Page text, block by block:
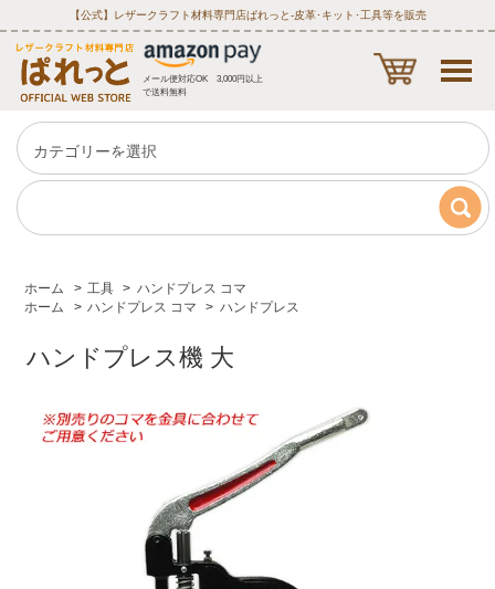
【公式】レザークラフト材料専門店ぱれっと‐皮革･キット･工具等を販売
メール便対応OK 3,000円以上
で送料無料
ホーム > 工具 > ハンドプレス コマ
ホーム
> ハンドプレス コマ > ハンドプレス
ハンドプレス機 大